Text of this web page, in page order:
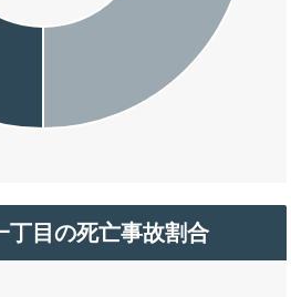
丁目の死亡事故割合